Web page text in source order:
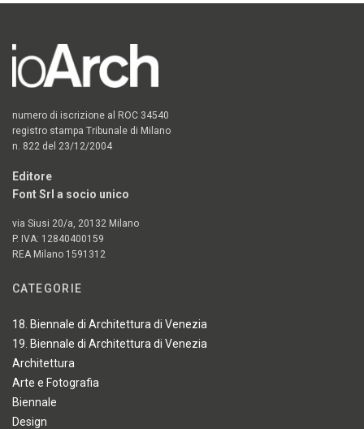
numero di iscrizione al ROC 34540
registro stampa Tribunale di Milano
n. 822 del 23/12/2004
Editore
Font Srl a socio unico
via Siusi 20/a, 20132 Milano
P. IVA: 12840400159
REA Milano 1591312
CATEGORIE
18. Biennale di Architettura di Venezia
19. Biennale di Architettura di Venezia
Architettura
Arte e Fotografia
Biennale
Design